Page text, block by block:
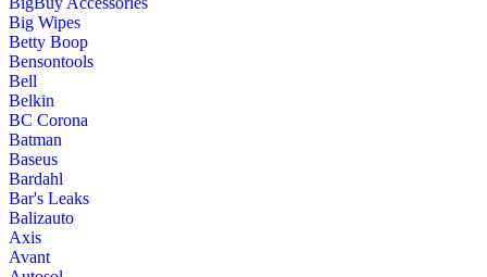
Big Wipes
Betty Boop
Bensontools
Bell
Belkin
BC Corona
Batman
Baseus
Bardahl
Bar's Leaks
Balizauto
Axis
Avant